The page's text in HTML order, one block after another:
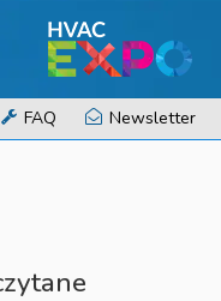
FAQ
Newsletter